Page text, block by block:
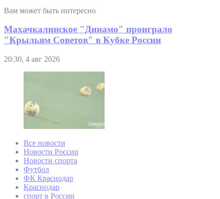
Вам может быть интересно
Махачкалинское "Динамо" проиграло
"Крыльям Советов" в Кубке России
20:30, 4 авг 2026
Все новости
Новости России
Новости спорта
Футбол
ФК Краснодар
Краснодар
спорт в России